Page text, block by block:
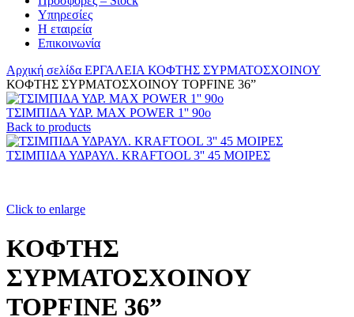
Υπηρεσίες
Η εταιρεία
Επικοινωνία
Αρχική σελίδα ΕΡΓΑΛΕΙΑ ΚΟΦΤΗΣ ΣΥΡΜΑΤΟΣΧΟΙΝΟΥ
ΚΟΦΤΗΣ ΣΥΡΜΑΤΟΣΧΟΙΝΟΥ TOPFINE 36”
ΤΣΙΜΠΙΔΑ ΥΔΡ. MAX POWER 1'' 90o
Back to products
ΤΣΙΜΠΙΔΑ ΥΔΡΑΥΛ. KRAFTOOL 3'' 45 ΜΟΙΡΕΣ
Click to enlarge
ΚΟΦΤΗΣ
ΣΥΡΜΑΤΟΣΧΟΙΝΟΥ
TOPFINE 36”